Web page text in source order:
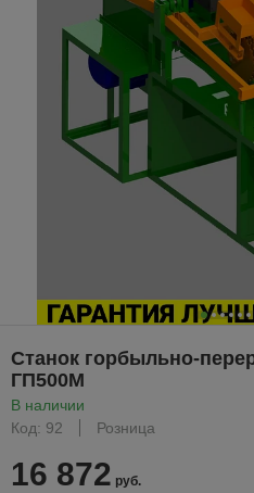
Станок горбыльно-
ГП500М
В наличии
Код: 92
Розница
16 872 руб.